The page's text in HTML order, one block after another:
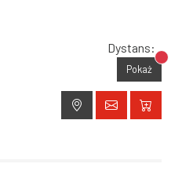
Dystans:
Pokaż